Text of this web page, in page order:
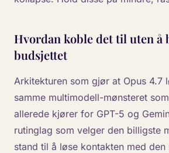
Hvordan koble det til uten å
budsjettet
Arkitekturen som gjør at Opus 4.7
samme multimodell-mønsteret
allerede kjører for GPT-5 og
rutinglag som velger den billigste
stand til å løse kontakten med